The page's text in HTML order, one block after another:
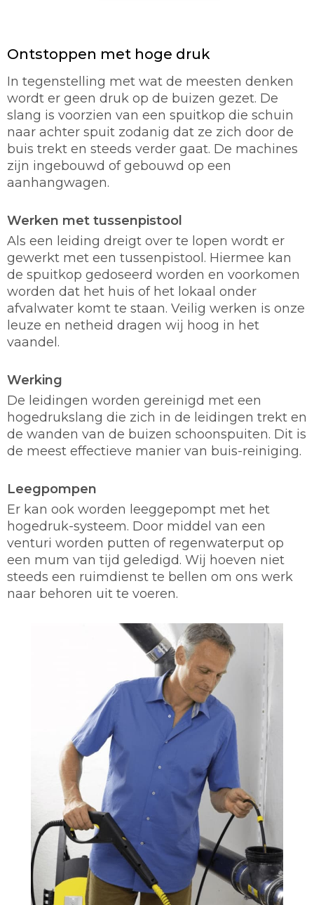
Ontstoppen met hoge druk
In tegenstelling met wat de meesten denken
wordt er geen druk op de buizen gezet. De
slang is voorzien van een spuitkop die schuin
naar achter spuit zodanig dat ze zich door de
buis trekt en steeds verder gaat. De machines
zijn ingebouwd of gebouwd op een
aanhangwagen.
Werken met tussenpistool
Als een leiding dreigt over te lopen wordt er
gewerkt met een tussenpistool. Hiermee kan
de spuitkop gedoseerd worden en voorkomen
worden dat het huis of het lokaal onder
afvalwater komt te staan. Veilig werken is onze
leuze en netheid dragen wij hoog in het
vaandel.
Werking
De leidingen worden gereinigd met een
hogedrukslang die zich in de leidingen trekt en
de wanden van de buizen schoonspuiten. Dit is
de meest effectieve manier van buis-reiniging.
Leegpompen
Er kan ook worden leeggepompt met het
hogedruk-systeem. Door middel van een
venturi worden putten of regenwaterput op
een mum van tijd geledigd. Wij hoeven niet
steeds een ruimdienst te bellen om ons werk
naar behoren uit te voeren.